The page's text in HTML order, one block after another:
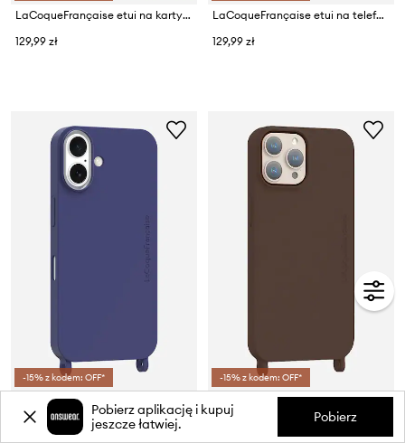
LaCoqueFrançaise etui na karty Mag Safe
129,99 zł
LaCoqueFrançaise etui na telefon Iphone 16 pro max
129,99 zł
-15% z kodem: OFF*
LaCoqueFrançaise etui na telefon Ip 17
129,99 zł
-15% z kodem: OFF*
LaCoqueFrançaise etui na telefon Iphone 16
Pobierz aplikację i kupuj
jeszcze łatwiej.
Pobierz